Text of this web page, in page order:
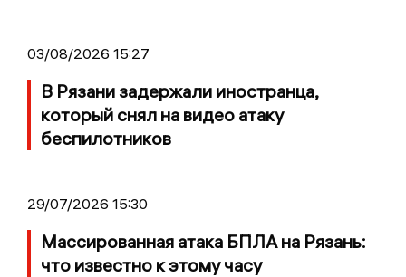
03/08/2026 15:27
В Рязани задержали иностранца,
который снял на видео атаку
беспилотников
29/07/2026 15:30
Массированная атака БПЛА на Рязань:
что известно к этому часу